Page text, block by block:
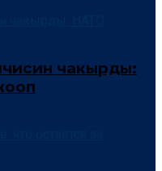
чакырды: